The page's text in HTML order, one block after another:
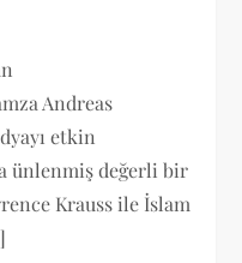
Andreas
etkin
ünlenmiş değerli bir
Krauss ile İslam